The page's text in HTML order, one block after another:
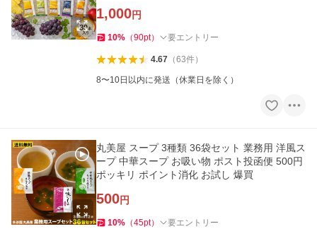
1,000円
10% （90pt） 要エントリー
4.67（63件）
8〜10日以内に発送（休業日を除く）
丸美屋 スープ 3種類 36袋セット 業務用 洋風ス
ープ 中華スープ お吸い物 ポスト投函便 500円
ポッキリ ポイント消化 お試し 爆買
500円
10% （45pt） 要エントリー